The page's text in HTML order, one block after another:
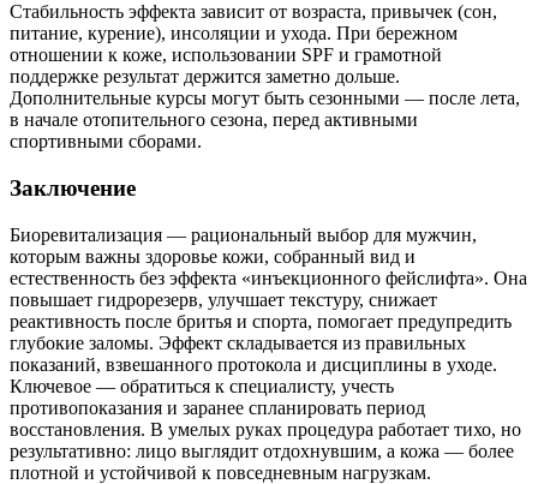
Стабильность эффекта зависит от возраста, привычек (сон,
питание, курение), инсоляции и ухода. При бережном
отношении к коже, использовании SPF и грамотной
поддержке результат держится заметно дольше.
Дополнительные курсы могут быть сезонными — после лета,
в начале отопительного сезона, перед активными
спортивными сборами.
Заключение
Биоревитализация — рациональный выбор для мужчин,
которым важны здоровье кожи, собранный вид и
естественность без эффекта «инъекционного фейслифта». Она
повышает гидрорезерв, улучшает текстуру, снижает
реактивность после бритья и спорта, помогает предупредить
глубокие заломы. Эффект складывается из правильных
показаний, взвешанного протокола и дисциплины в уходе.
Ключевое — обратиться к специалисту, учесть
противопоказания и заранее спланировать период
восстановления. В умелых руках процедура работает тихо, но
результативно: лицо выглядит отдохнувшим, а кожа — более
плотной и устойчивой к повседневным нагрузкам.